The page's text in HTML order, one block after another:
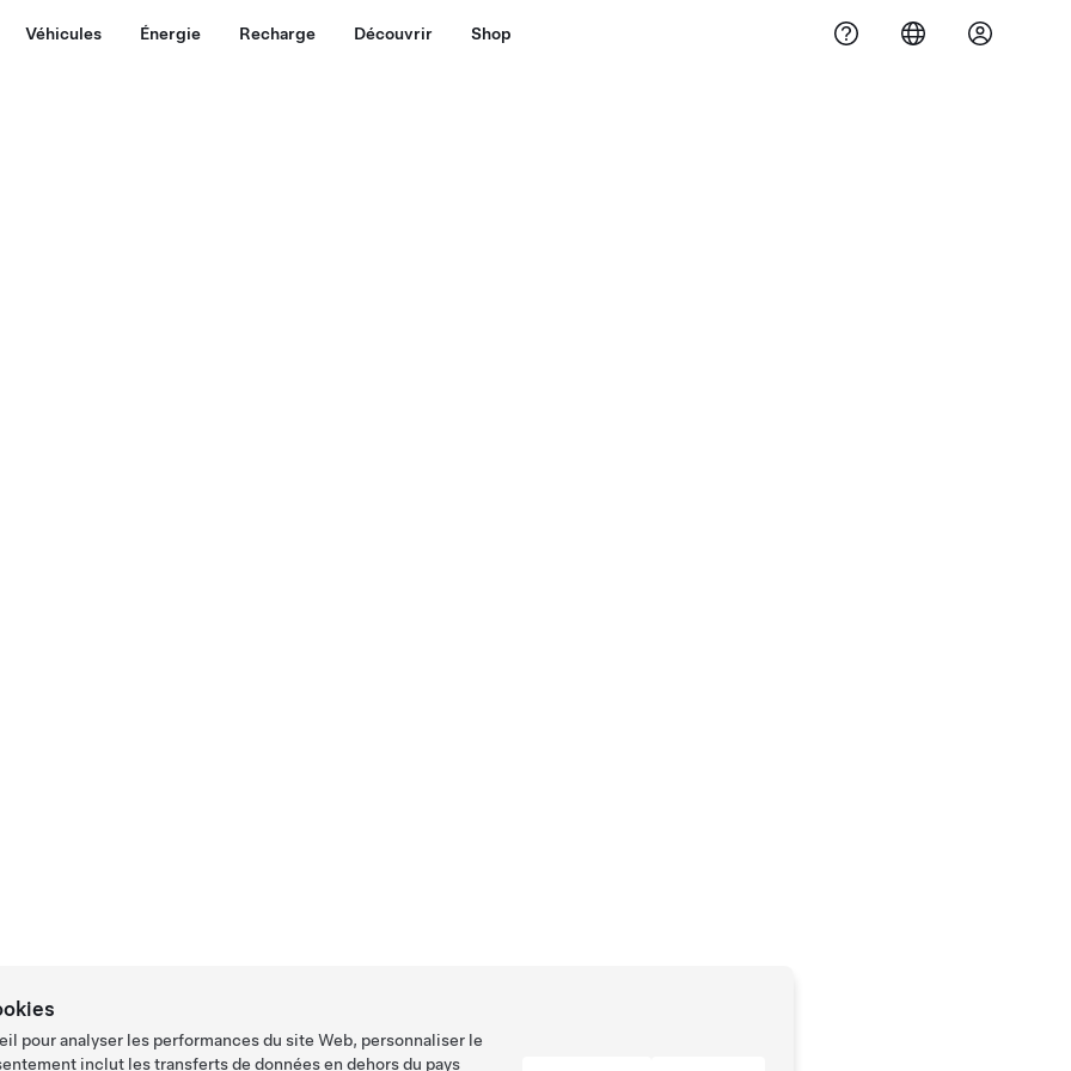
Véhicules Énergie Recharge Découvrir Shop
pour analyser les performances du site Web, personnaliser le
inclut les transferts de données en dehors du pays